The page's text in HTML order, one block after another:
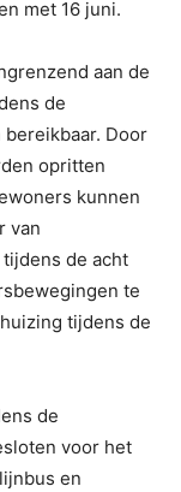
met 16 juni.
aan de
de
Door
opritten
kunnen
van
de acht
te
tijdens de
de
voor het
en